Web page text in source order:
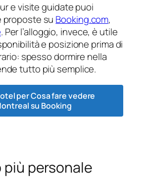
e visite guidate puoi
proposte su Booking.com,
. Per l’alloggio, invece, è utile
e posizione prima di
spesso dormire nella
tutto più semplice.
per Cosa fare vedere
su Booking
più personale